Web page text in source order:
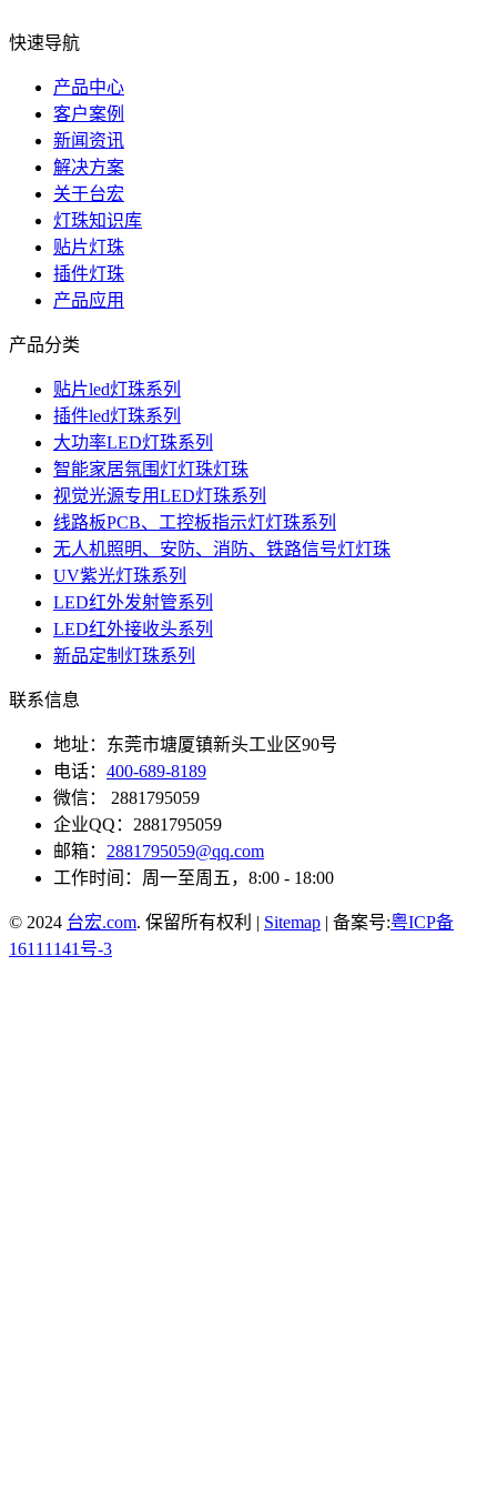
快速导航
产品中心
客户案例
新闻资讯
解决方案
关于台宏
灯珠知识库
贴片灯珠
插件灯珠
产品应用
产品分类
贴片led灯珠系列
插件led灯珠系列
大功率LED灯珠系列
智能家居氛围灯灯珠灯珠
视觉光源专用LED灯珠系列
线路板PCB、工控板指示灯灯珠系列
无人机照明、安防、消防、铁路信号灯灯珠
UV紫光灯珠系列
LED红外发射管系列
LED红外接收头系列
新品定制灯珠系列
联系信息
地址：东莞市塘厦镇新头工业区90号
电话： 400-689-8189
微信： 2881795059
企业QQ：2881795059
邮箱： 2881795059@qq.com
工作时间：周一至周五，8:00 - 18:00
© 2024 台宏.com. 保留所有权利 | Sitemap | 备案号:粤ICP备
16111141号-3